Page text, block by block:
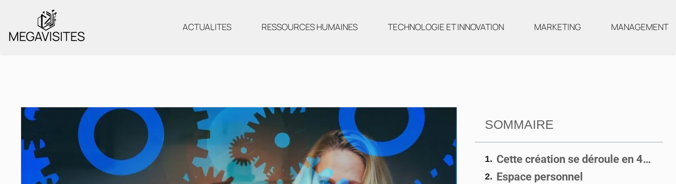
ACTUALITES RESSOURCES HUMAINES TECHNOLOGIE ET INNOVATION MARKETING MANAGEMENT
SOMMAIRE
Cette création se déroule en 4 étapes :
Espace personnel